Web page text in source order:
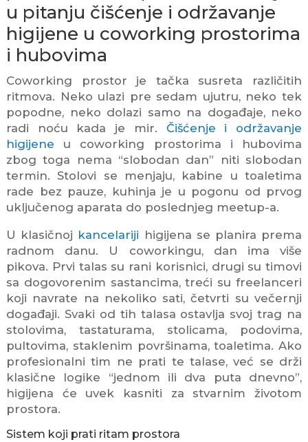
u pitanju čišćenje i održavanje
higijene u coworking prostorima
i hubovima
Coworking prostor je tačka susreta različitih
ritmova. Neko ulazi pre sedam ujutru, neko tek
popodne, neko dolazi samo na događaje, neko
radi noću kada je mir. Čišćenje i održavanje
higijene u coworking prostorima i hubovima
zbog toga nema “slobodan dan” niti slobodan
termin. Stolovi se menjaju, kabine u toaletima
rade bez pauze, kuhinja je u pogonu od prvog
uključenog aparata do poslednjeg meetup-a.
U klasičnoj kancelariji higijena se planira prema
radnom danu. U coworkingu, dan ima više
pikova. Prvi talas su rani korisnici, drugi su timovi
sa dogovorenim sastancima, treći su freelanceri
koji navrate na nekoliko sati, četvrti su večernji
događaji. Svaki od tih talasa ostavlja svoj trag na
stolovima, tastaturama, stolicama, podovima,
pultovima, staklenim površinama, toaletima. Ako
profesionalni tim ne prati te talase, već se drži
klasične logike “jednom ili dva puta dnevno”,
higijena će uvek kasniti za stvarnim životom
prostora.
Sistem koji prati ritam prostora